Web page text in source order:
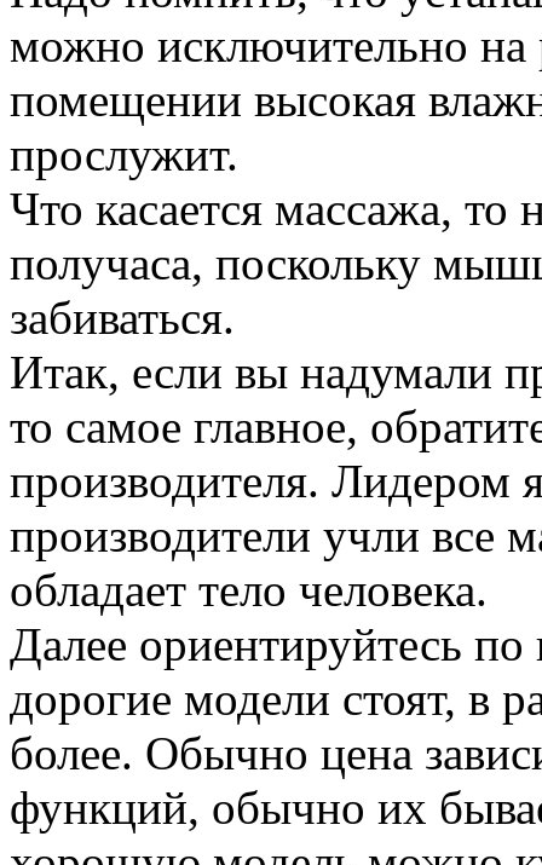
можно исключительно на
помещении высокая
прослужит.
Что касается массажа, то
получаса, поскольку
забиваться.
Итак, если вы надумали
то самое главное,
производителя. Лидером
производители учли все
обладает тело человека.
Далее ориентируйтесь
дорогие модели стоят, в
более. Обычно цена
функций, обычно их